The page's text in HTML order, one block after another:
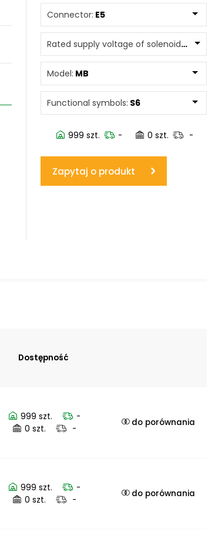
www.powerhydraulics.eu
Engineering for motion
Connector: E5
Rated supply voltage of solenoids: 01400
Model: MB
Functional symbols: S6
999 szt. - 0 szt. -
Zapytaj o produkt
Dostępność
999 szt.
-
0 szt.
-
do porównania
999 szt.
-
0 szt.
-
do porównania